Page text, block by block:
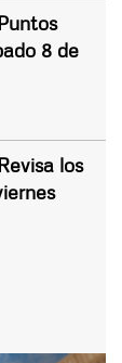
8 de
los